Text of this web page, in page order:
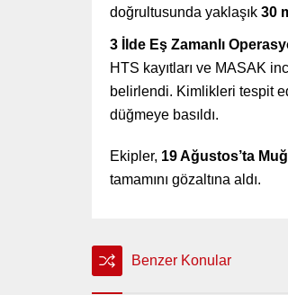
doğrultusunda yaklaşık 30
3 İlde Eş Zamanlı
HTS kayıtları ve MASAK
belirlendi. Kimlikleri tespit
düğmeye basıldı.
Ekipler, 19 Ağustos’ta
tamamını gözaltına aldı.
Benzer Konular